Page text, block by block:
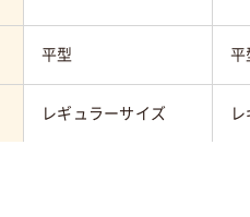
平型 平
レギュラーサイズ